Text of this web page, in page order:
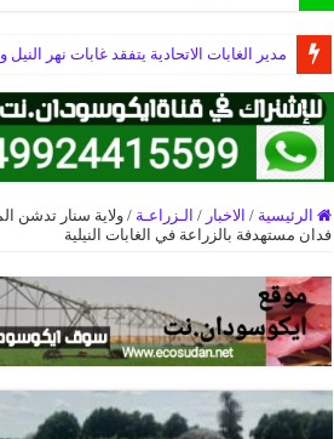
مدير الغابات الاتحادية يتفقد غابات نهر
الرئيسية / الاخبار / الـزراعـة / ولاية سنار تدشن
فدان مستهدفة بالزراعة في الغابات النيلية